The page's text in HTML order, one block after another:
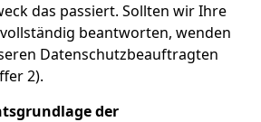
das passiert. Sollten wir Ihre
beantworten, wenden
Datenschutzbeauftragten
2).
der